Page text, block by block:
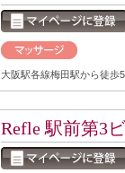
大阪駅各線梅田駅から徒歩
Refle 駅前第3